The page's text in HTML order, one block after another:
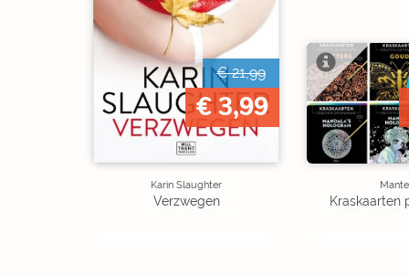
€ 21,99
€ 3,99
Karin Slaughter
Verzwegen Kraskaarten